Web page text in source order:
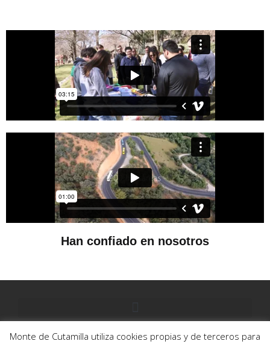
Han confiado en nosotros
Monte de Cutamilla utiliza cookies propias y de terceros para